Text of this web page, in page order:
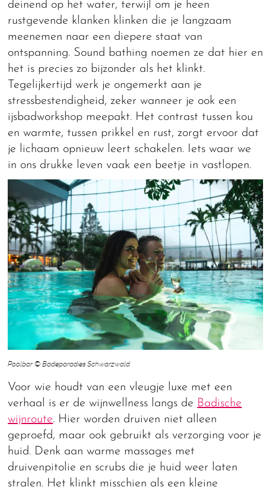
deinend op het water, terwijl om je heen
rustgevende klanken klinken die je langzaam
meenemen naar een diepere staat van
ontspanning. Sound bathing noemen ze dat hier en
het is precies zo bijzonder als het klinkt.
Tegelijkertijd werk je ongemerkt aan je
stressbestendigheid, zeker wanneer je ook een
ijsbadworkshop meepakt. Het contrast tussen kou
en warmte, tussen prikkel en rust, zorgt ervoor dat
je lichaam opnieuw leert schakelen. Iets waar we
in ons drukke leven vaak een beetje in vastlopen.
Poolbar © Badeparadies Schwarzwald
Voor wie houdt van een vleugje luxe met een
verhaal is er de wijnwellness langs de Badische
wijnroute. Hier worden druiven niet alleen
geproefd, maar ook gebruikt als verzorging voor je
huid. Denk aan warme massages met
druivenpitolie en scrubs die je huid weer laten
stralen. Het klinkt misschien als een kleine